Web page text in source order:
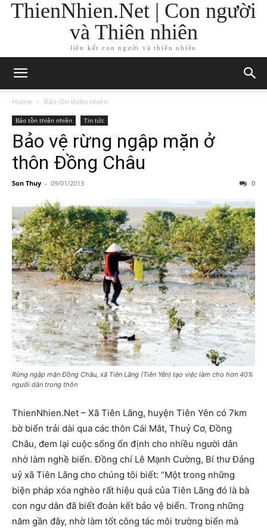
ThienNhien.Net | Con người
và Thiên nhiên
liên kết con người và thiên nhiên
Home Bảo tồn thiên nhiên
Bảo tồn thiên nhiên Tin tức
Bảo vệ rừng ngập mặn ở
thôn Đồng Châu
Son Thuy - 09/01/2013 0
Rừng ngập mặn Đồng Châu, xã Tiên Lãng (Tiên Yên) tạo việc làm cho hơn 40%
người dân trong thôn
ThienNhien.Net – Xã Tiên Lãng, huyện Tiên Yên có 7km
bờ biển trải dài qua các thôn Cái Mắt, Thuỷ Cơ, Đồng
Châu, đem lại cuộc sống ổn định cho nhiều người dân
nhờ làm nghề biển. Đồng chí Lê Mạnh Cường, Bí thư Đảng
uỷ xã Tiên Lãng cho chúng tôi biết: “Một trong những
biện pháp xóa nghèo rất hiệu quả của Tiên Lãng đó là bà
con ngư dân đã biết đoàn kết bảo vệ biển. Trong những
năm gần đây, nhờ làm tốt công tác môi trường biển mà